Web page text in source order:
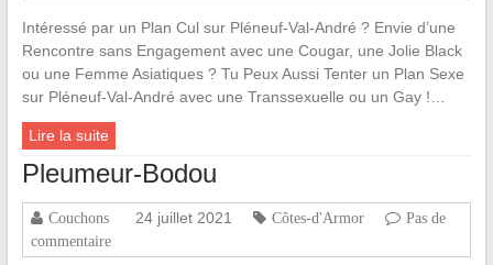
Intéressé par un Plan Cul sur Pléneuf-Val-André ? Envie d’une
Rencontre sans Engagement avec une Cougar, une Jolie Black
ou une Femme Asiatiques ? Tu Peux Aussi Tenter un Plan Sexe
sur Pléneuf-Val-André avec une Transsexuelle ou un Gay !…
Lire la suite
Pleumeur-Bodou
Couchons 24 juillet 2021 Côtes-d'Armor
Pas de
commentaire